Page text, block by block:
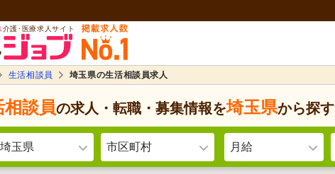
介護･医療求人サイト
生活相談員 埼玉県の生活相談員求人
相談員の求人・転職・募集情報を埼玉県から探す
埼玉県 市区町村 月給